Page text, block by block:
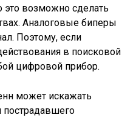
возможно сделать
Аналоговые биперы
Поэтому, если
в поисковой
цифровой прибор.